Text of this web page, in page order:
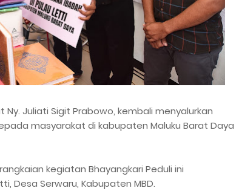
Ny. Juliati Sigit Prabowo, kembali menyalurkan
masyarakat di kabupaten Maluku Barat Daya
kegiatan Bhayangkari Peduli ini
Desa Serwaru, Kabupaten MBD.